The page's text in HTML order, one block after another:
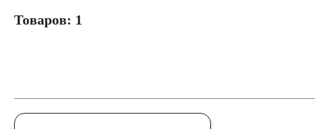
Товаров: 1